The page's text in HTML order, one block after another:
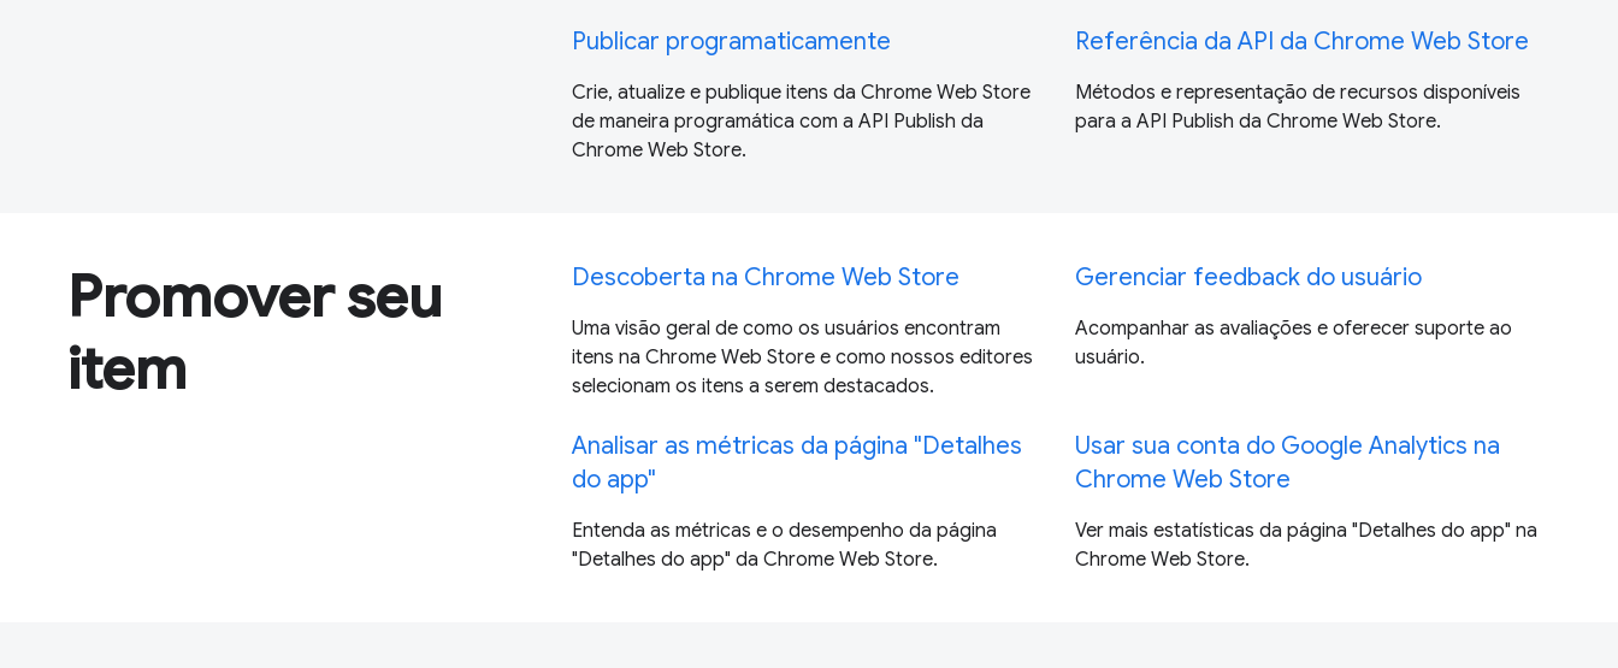
Publicar programaticamente
Crie, atualize e publique itens da Chrome Web Store
de maneira programática com a API Publish da
Chrome Web Store.
Referência da API da Chrome Web Store
Métodos e representação de recursos disponíveis
para a API Publish da Chrome Web Store.
Promover seu
item
Descoberta na Chrome Web Store
Uma visão geral de como os usuários encontram
itens na Chrome Web Store e como nossos editores
selecionam os itens a serem destacados.
Gerenciar feedback do usuário
Acompanhar as avaliações e oferecer suporte ao
usuário.
Analisar as métricas da página "Detalhes
do app"
Entenda as métricas e o desempenho da página
"Detalhes do app" da Chrome Web Store.
Usar sua conta do Google Analytics na
Chrome Web Store
Ver mais estatísticas da página "Detalhes do app" na
Chrome Web Store.